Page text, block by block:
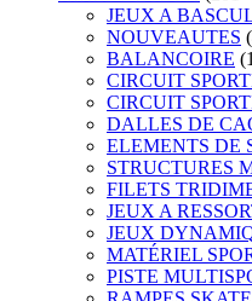
JEUX A
NOUVEAUTES
BALANCOIRE
CIRCUIT
CIRCUIT
DALLES DE
ELEMENTS DE
STRUCTURES
FILETS
JEUX A
JEUX
MATÉRIEL
PISTE